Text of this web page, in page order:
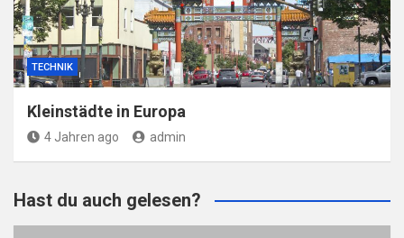
TECHNIK
Kleinstädte in Europa
4 Jahren ago admin
Hast du auch gelesen?